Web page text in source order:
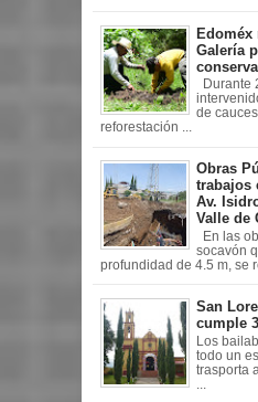
Edoméx
Galería
Durante
de
reforestación ...
Obras
trabajos
Av.
Valle de
En las
socavón
profundidad de 4.5 m, se
San
cumple
Los
todo un
trasporta